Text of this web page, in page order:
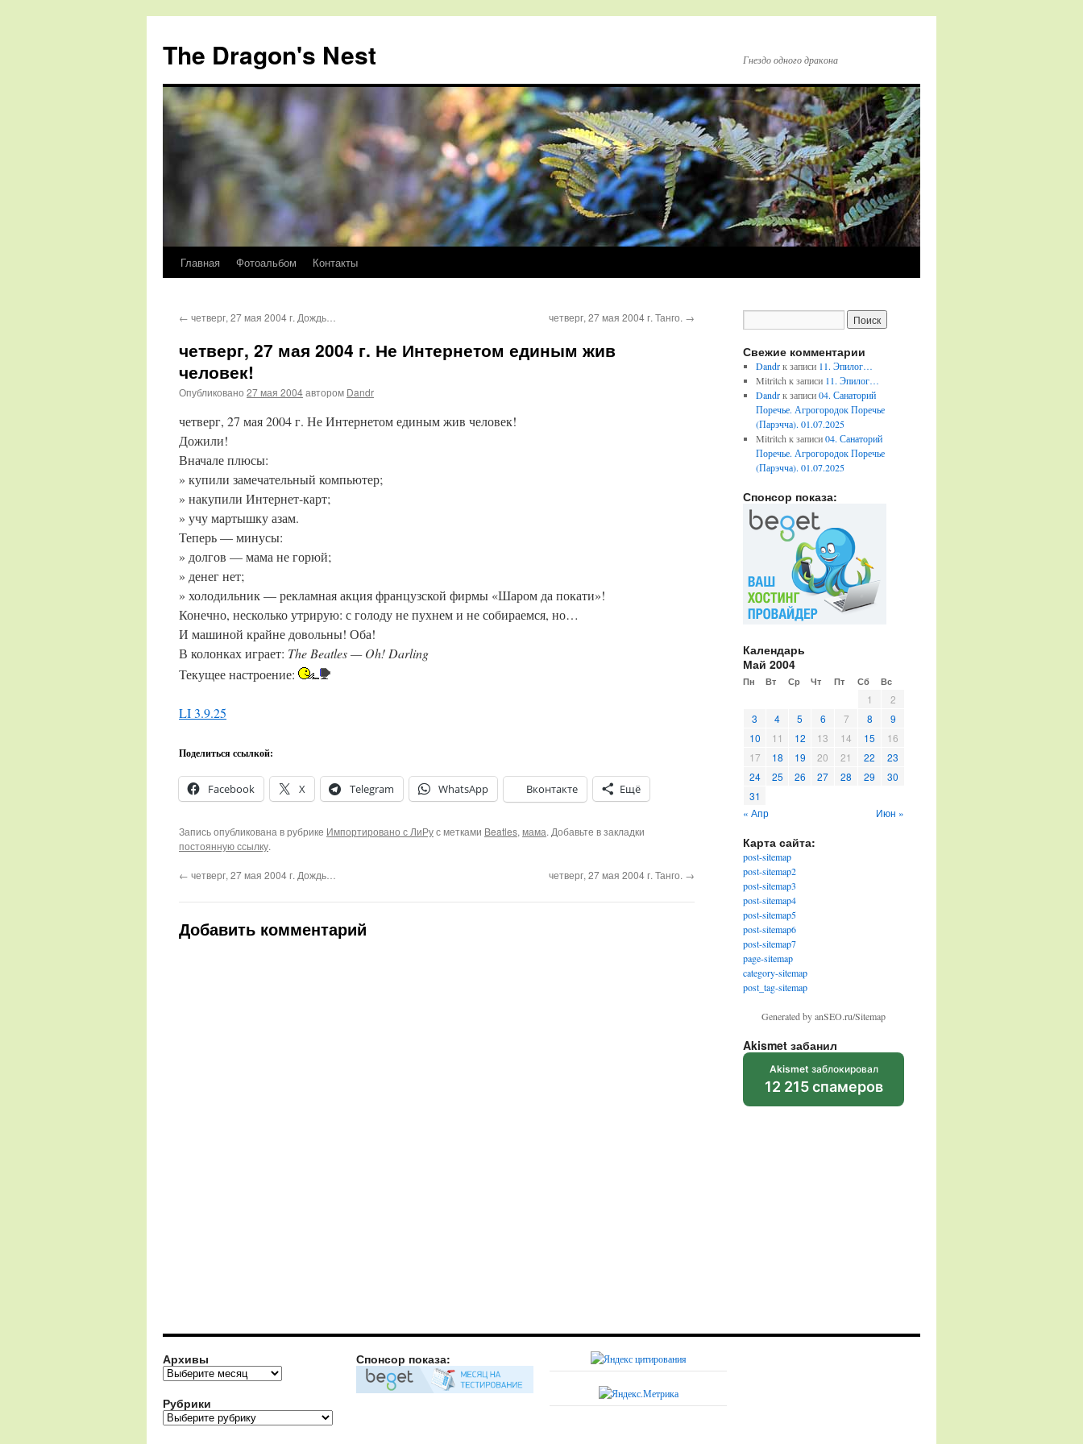
The Dragon's Nest Гнездо одного дракона
Перейти
содержимому
Главная Фотоальбом Контакты
← четверг, 27 мая 2004 г. Дождь… четверг, 27 мая 2004 г. Танго. →
четверг, 27 мая 2004 г. Не Интернетом единым жив
человек!
Опубликовано 27 мая 2004автором Dandr
четверг, 27 мая 2004 г. Не Интернетом единым жив человек!
Дожили!
Вначале плюсы:
» купили замечательный компьютер;
» накупили Интернет-карт;
» учу мартышку азам.
Теперь — минусы:
» долгов — мама не горюй;
» денег нет;
» холодильник — рекламная акция французской фирмы «Шаром да покати»!
Конечно, несколько утрирую: с голоду не пухнем и не собираемся, но…
И машиной крайне довольны! Оба!
В колонках играет: The Beatles — Oh! Darling
Текущее настроение:
LI 3.9.25
Поделиться ссылкой:
Facebook X Telegram WhatsApp Вконтакте Ещё
Запись опубликована в рубрике Импортировано с ЛиРус метками Beatles, мама. Добавьте в закладки
постоянную ссылку.
← четверг, 27 мая 2004 г. Дождь… четверг, 27 мая 2004 г. Танго. →
Добавить комментарий
Свежие комментарии
Dandrк записи 11. Эпилог…
Mitritch к записи 11. Эпилог…
Dandrк записи04. Санаторий
Поречье. Агрогородок Поречье
(Парэчча). 01.07.2025
Mitritch к записи04. Санаторий
Поречье. Агрогородок Поречье
(Парэчча). 01.07.2025
Спонсор показа:
Календарь
Май 2004
Пн Вт Ср Чт Пт Сб Вс
1
2
3
4 5 6 7 8
9
10
11 12 13 14 15
16
17
18 19 20 21 22
23
24
25 26 27 28 29
30
31
« Апр
Июн »
Карта сайта:
post-sitemap
post-sitemap2
post-sitemap3
post-sitemap4
post-sitemap5
post-sitemap6
post-sitemap7
page-sitemap
category-sitemap
post_tag-sitemap
Generated by anSEO.ru/Sitemap
Akismet забанил
Akismet заблокировал
12 215 спамеров
Архивы
Архивы
Рубрики
Рубрики
Спонсор показа: